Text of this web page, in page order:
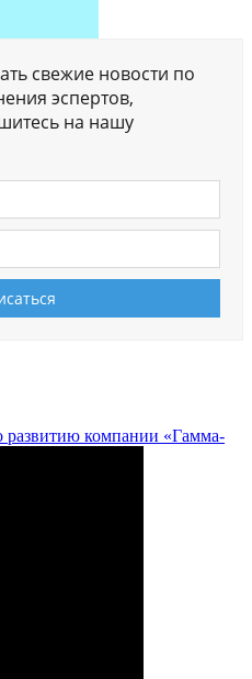
свежие новости по
эспертов,
на нашу
развитию компании «Гамма-